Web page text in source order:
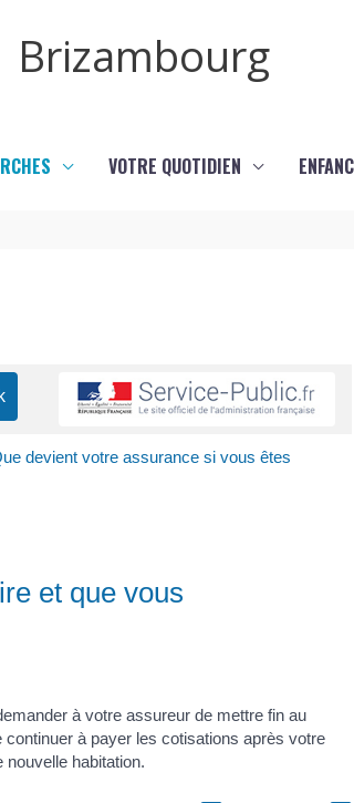
Brizambourg
VOTRE QUOTIDIEN
devient votre assurance si vous êtes
et que vous
à votre assureur de mettre fin au
à payer les cotisations après votre
habitation.